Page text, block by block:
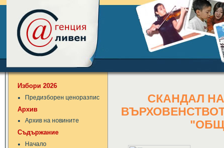
Избори 2026
Предизборен ценоразпис
Архив
Архив на новините
Съдържание
Начало
СКАНДАЛ